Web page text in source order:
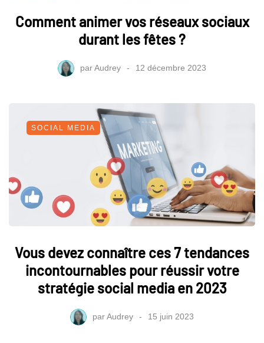
Comment animer vos réseaux sociaux
durant les fêtes ?
parAudrey 12 décembre 2023
SOCIAL MEDIA
Vous devez connaître ces 7 tendances
incontournables pour réussir votre
stratégie social media en 2023
parAudrey 15 juin 2023